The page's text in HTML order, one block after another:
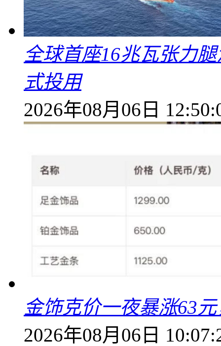
全球首座16兆瓦张力
式投用
2026年08月06日
金饰克价一夜暴涨63
2026年08月06日